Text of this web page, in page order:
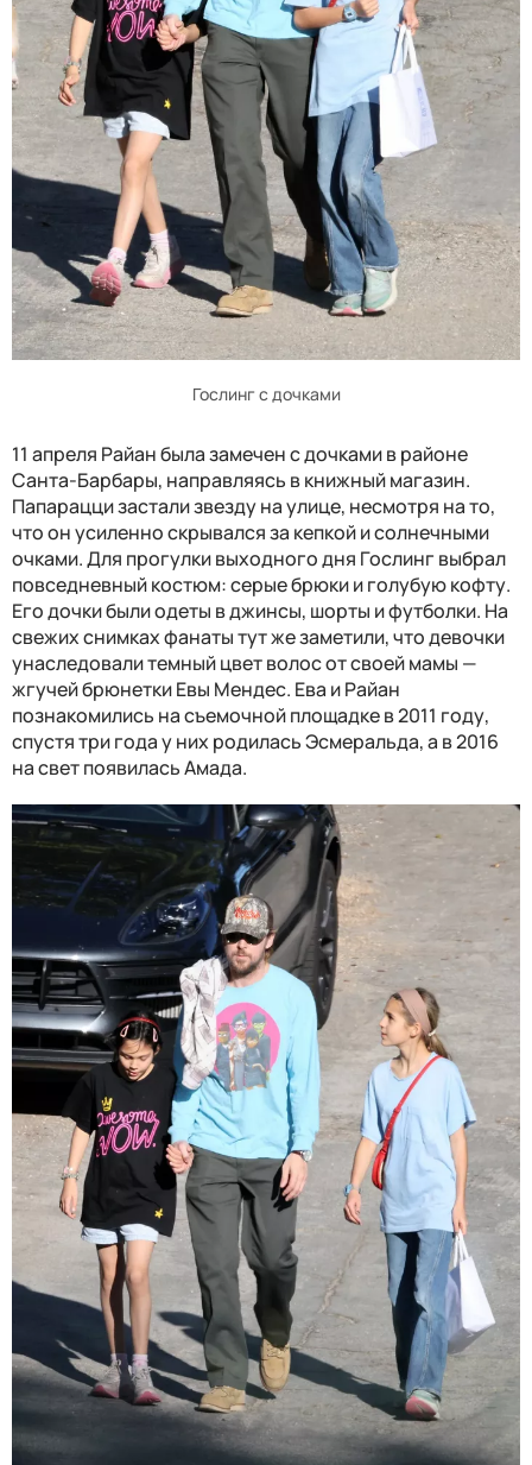
Гослинг с дочками
11 апреля Райан была замечен с дочками в районе
Санта-Барбары, направляясь в книжный магазин.
Папарацци застали звезду на улице, несмотря на то,
что он усиленно скрывался за кепкой и солнечными
очками. Для прогулки выходного дня Гослинг выбрал
повседневный костюм: серые брюки и голубую кофту.
Его дочки были одеты в джинсы, шорты и футболки. На
свежих снимках фанаты тут же заметили, что девочки
унаследовали темный цвет волос от своей мамы —
жгучей брюнетки Евы Мендес. Ева и Райан
познакомились на съемочной площадке в 2011 году,
спустя три года у них родилась Эсмеральда, а в 2016
на свет появилась Амада.